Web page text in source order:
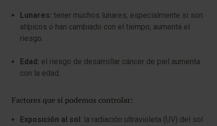
Lunares: tener muchos lunares, especialmente si son
atípicos o han cambiado con el tiempo, aumenta el
riesgo.
Edad: el riesgo de desarrollar cáncer de piel aumenta
con la edad.
Factores que sí podemos controlar:
Exposición al sol: la radiación ultravioleta (UV) del sol